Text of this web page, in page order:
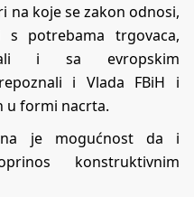
na koje se zakon odnosi,
potrebama trgovaca,
ali i sa evropskim
i Vlada FBiH i
u formi nacrta.
je mogućnost da i
konstruktivnim